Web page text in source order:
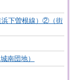
下曽根線）②（街
南団地）